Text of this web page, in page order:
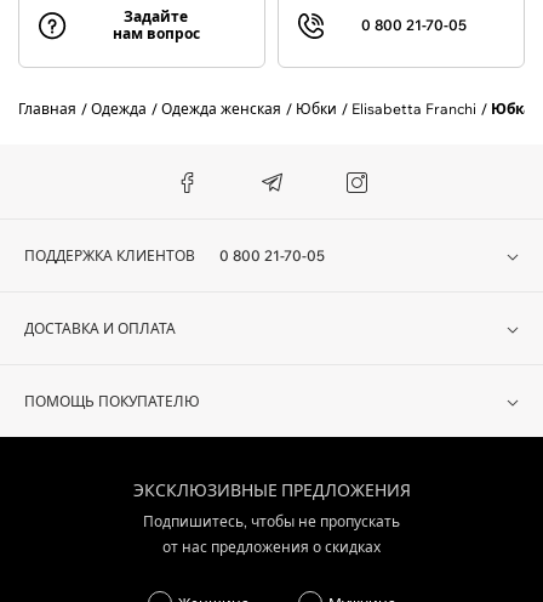
Задайте
нам вопрос
0 800 21-70-05
Главная Одежда Одежда женская Юбки Elisabetta Franchi Юбка
ПОДДЕРЖКА КЛИЕНТОВ 0 800 21-70-05
ДОСТАВКА И ОПЛАТА
ПОМОЩЬ ПОКУПАТЕЛЮ
ЭКСКЛЮЗИВНЫЕ ПРЕДЛОЖЕНИЯ
Подпишитесь, чтобы не пропускать
от нас предложения о скидках